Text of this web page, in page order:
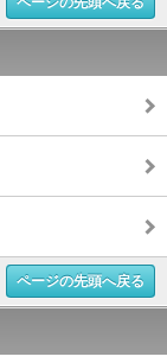
ページの先頭へ戻る